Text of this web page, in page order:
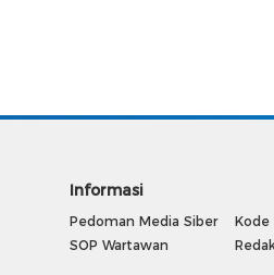
Informasi
Pedoman Media Siber
SOP Wartawan
Kode